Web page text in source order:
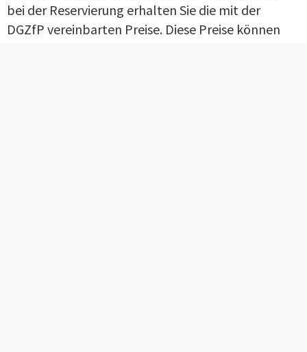
bei der Reservierung erhalten Sie die mit der
DGZfP vereinbarten Preise. Diese Preise können